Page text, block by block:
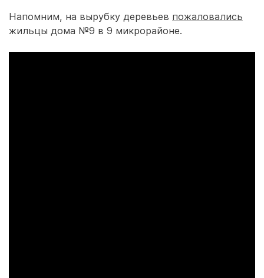
Напомним, на вырубку деревьев пожаловались
жильцы дома №9 в 9 микрорайоне.